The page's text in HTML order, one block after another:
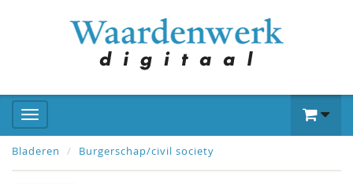
Bladeren Burgerschap/civil society